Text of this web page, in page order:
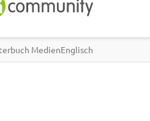
MedienEnglisch